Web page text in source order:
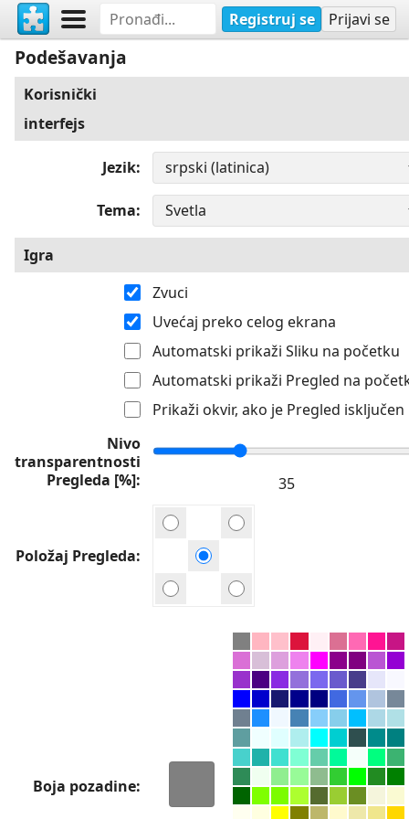
Registruj se Prijavi se
Podešavanja
Korisnički
interfejs
Jezik
Tema
Igra
Zvuci
Uvećaj preko celog ekrana
Automatski prikaži Sliku na početku
Automatski prikaži Pregled na
Prikaži okvir, ako je Pregled isključen
Nivo
transparentnosti
Pregleda [%]
Položaj Pregleda
Boja pozadine